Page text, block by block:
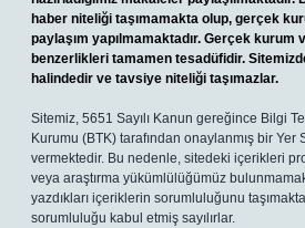
haber niteliği taşımamakta olup, gerçek
paylaşım yapılmamaktadır. Gerçek kurum
benzerlikleri tamamen tesadüfidir.
halindedir ve tavsiye niteliği taşımazlar.
Sitemiz, 5651 Sayılı Kanun gereğince Bilgi
Kurumu (BTK) tarafından onaylanmış bir Yer
vermektedir. Bu nedenle, sitedeki içerikleri
veya araştırma yükümlülüğümüz
yazdıkları içeriklerin sorumluluğunu
sorumluluğu kabul etmiş sayılırlar.